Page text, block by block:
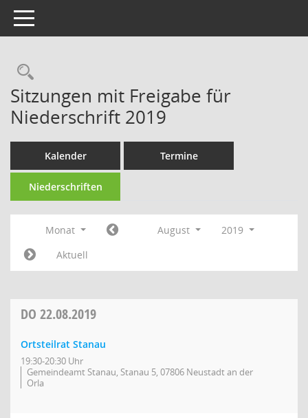
Toggle navigation
Rechercheauswahl
Sitzungen mit Freigabe für
Niederschrift 2019
Kalender Termine
Niederschriften
Monat August
2019
Aktuell
DO 22.08.2019
Ortsteilrat Stanau
19:30-20:30 Uhr
Gemeindeamt Stanau, Stanau 5, 07806 Neustadt an der
Orla